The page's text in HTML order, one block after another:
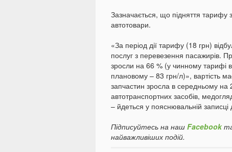
Зазначається, що підняття
автотовари.
«За період дії тарифу (18 грн)
послуг з перевезення пасажирів.
зросли на 66 % (у чинному тарифі
плановому – 83 грн/л)», вартість
запчастин зросла в середньому на
автотранспортних засобів,
– йдеться у пояснювальній
Підписуйтесь на наш Facebook
найважливіших подій.